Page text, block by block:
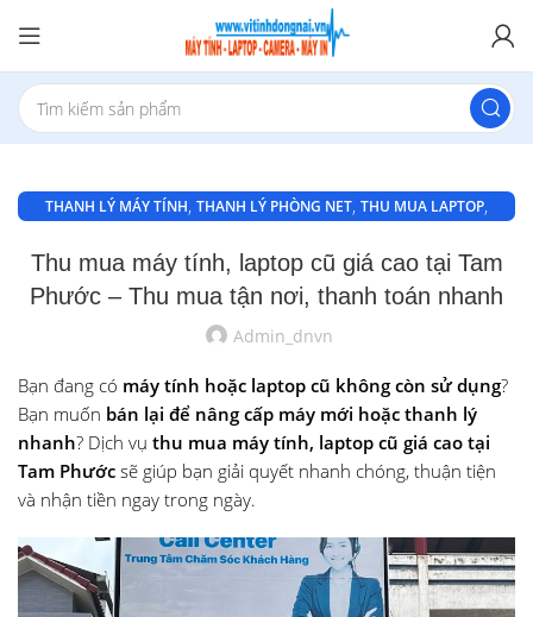
THANH LÝ MÁY TÍNH, THANH LÝ PHÒNG NET, THU MUA LAPTOP,
THU MUA MÁY TÍNH CỦ
Thu mua máy tính, laptop cũ giá cao tại Tam
Phước – Thu mua tận nơi, thanh toán nhanh
Admin_dnvn
Bạn đang có máy tính hoặc laptop cũ không còn sử dụng?
Bạn muốn bán lại để nâng cấp máy mới hoặc thanh lý
nhanh? Dịch vụ thu mua máy tính, laptop cũ giá cao tại
Tam Phước sẽ giúp bạn giải quyết nhanh chóng, thuận tiện
và nhận tiền ngay trong ngày.